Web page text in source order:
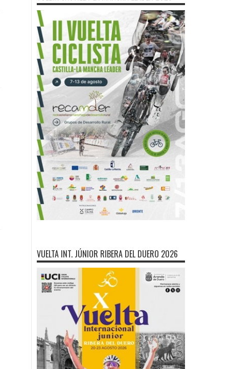
VUELTA INT. JÚNIOR RIBERA DEL DUERO 2026